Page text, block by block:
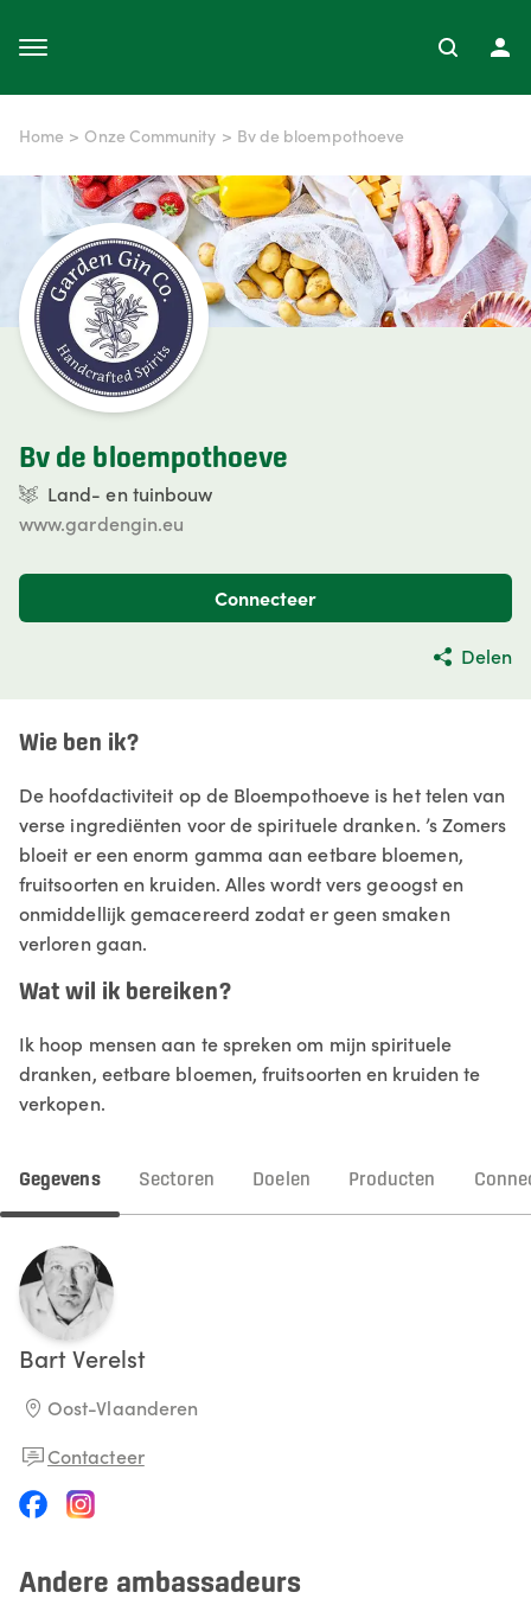
Home > Onze Community > Bv de bloempothoeve
Bv de bloempothoeve
Land- en tuinbouw
www.gardengin.eu
Connecteer
Delen
Wie ben ik?
De hoofdactiviteit op de Bloempothoeve is het telen van
verse ingrediënten voor de spirituele dranken. ’s Zomers
bloeit er een enorm gamma aan eetbare bloemen,
fruitsoorten en kruiden. Alles wordt vers geoogst en
onmiddellijk gemacereerd zodat er geen smaken
verloren gaan.
Wat wil ik bereiken?
Ik hoop mensen aan te spreken om mijn spirituele
dranken, eetbare bloemen, fruitsoorten en kruiden te
verkopen.
Gegevens Sectoren Doelen Producten
BartVerelst
Oost-Vlaanderen
Contacteer
Andere ambassadeurs